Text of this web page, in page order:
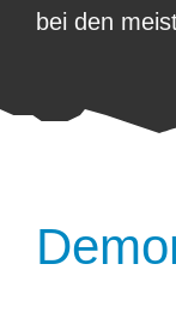
bei den